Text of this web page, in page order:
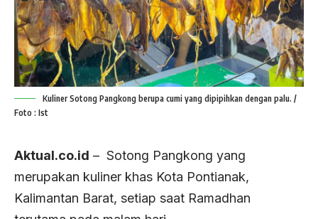
Kuliner Sotong Pangkong berupa cumi yang dipipihkan dengan palu. /
Foto : Ist
Aktual.co.id – Sotong Pangkong yang
merupakan kuliner khas Kota Pontianak,
Kalimantan Barat, setiap saat Ramadhan